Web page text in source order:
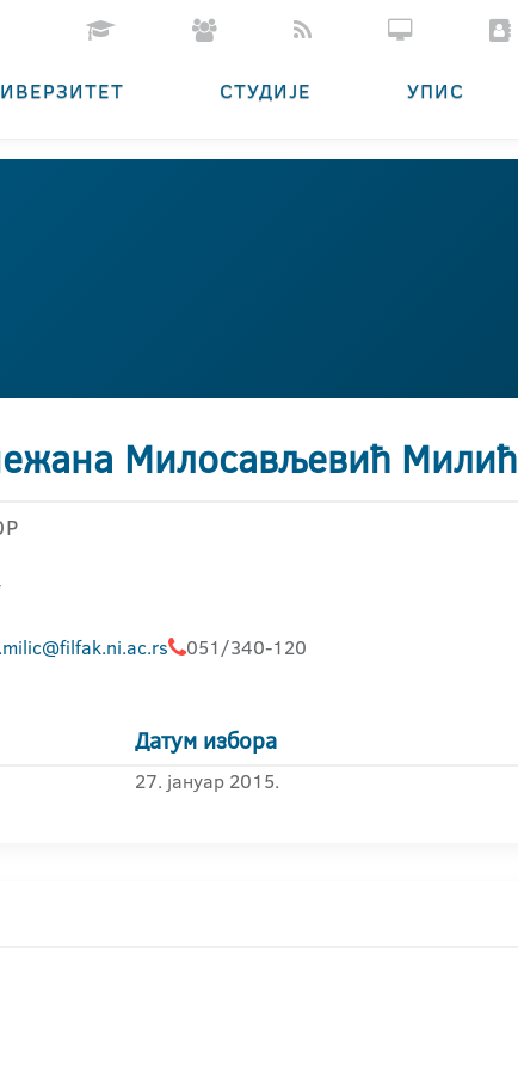
СТУДИЈЕ УПИС
Милосављевић Милић
051/340-120
Датум избора
27. јануар 2015.